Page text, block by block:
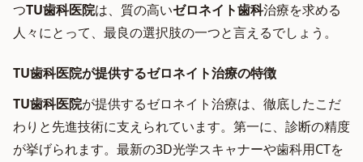
つTU歯科医院は、質の高いゼロネイト歯科治療を求める
人々にとって、最良の選択肢の一つと言えるでしょう。
TU歯科医院が提供するゼロネイト治療の特徴
TU歯科医院が提供するゼロネイト治療は、徹底したこだ
わりと先進技術に支えられています。第一に、診断の精度
が挙げられます。最新の3D光学スキャナーや歯科用CTを